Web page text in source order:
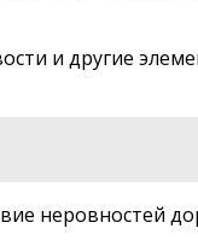
и другие
неровностей